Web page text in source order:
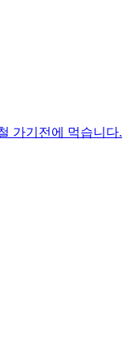
가기전에 먹습니다.